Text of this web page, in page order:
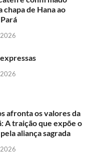
chapa de Hana ao
afronta os valores da
A traição que expõe o
aliança sagrada